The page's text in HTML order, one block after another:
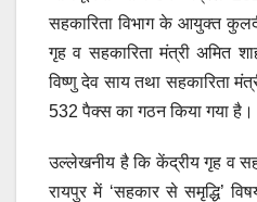
सहकारिता विभाग के आयुक्त
गृह व सहकारिता मंत्री अमित
विष्णु देव साय तथा सहकारिता
532 पैक्स का गठन किया गया है।
उल्लेखनीय है कि केंद्रीय गृह व
रायपुर में ‘सहकार से समृद्धि’